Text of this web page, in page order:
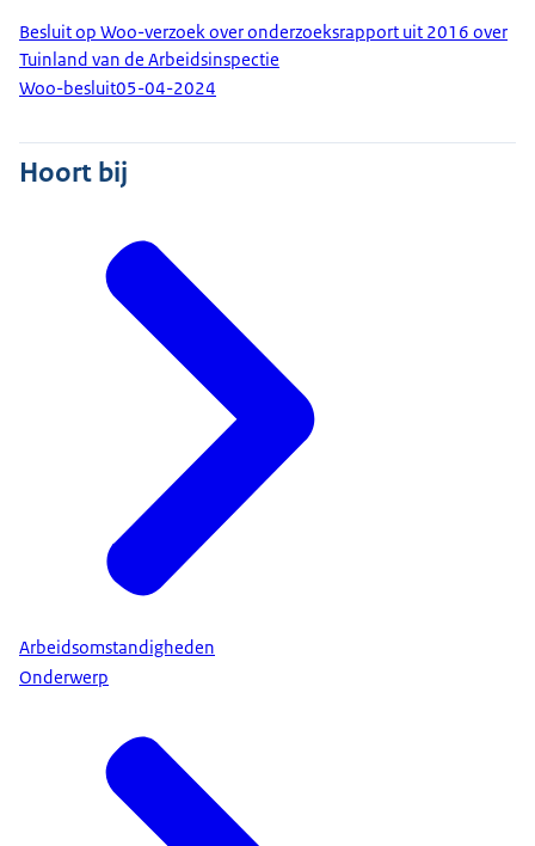
Besluit op Woo-verzoek over onderzoeksrapport uit 2016 over
Tuinland van de Arbeidsinspectie
Woo-besluit05-04-2024
Hoort bij
Arbeidsomstandigheden
Onderwerp